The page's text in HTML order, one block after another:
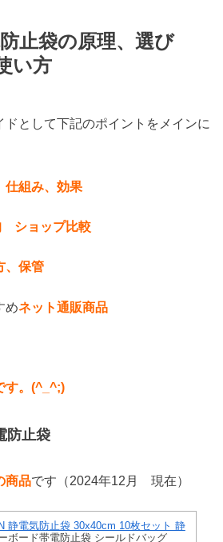
止袋の原理、選び
い方
として下記のポイントをメインに
仕組み、効果
ショップ比較
、保管
めネット通販商品
す。(^_^;)
止袋
商品です（2024年12月 現在）
静電気防止袋 30x40cm 10枚セット 静
ボード帯電防止袋 シールドバッグ